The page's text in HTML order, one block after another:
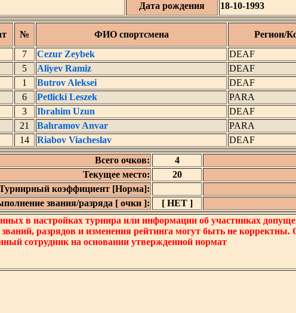
Дата рождения
18-10-1993
№ ФИО спортсмена Регион/
7 Cezur Zeybek DEAF
5 Aliyev Ramiz DEAF
1 Butrov Aleksei DEAF
6 Petlicki Leszek PARA
3 Ibrahim Uzun DEAF
21 Bahramov Anvar PARA
14 Riabov Viacheslav DEAF
Всего очков:
4
Текущее место:
20
коэффициент [Норма]:
звания/разряда [ очки ]:
[ НЕТ ]
в настройках турнира или информации об участниках
разрядов и изменения рейтинга могут быть не
сотрудник на основании утвержденной нормат